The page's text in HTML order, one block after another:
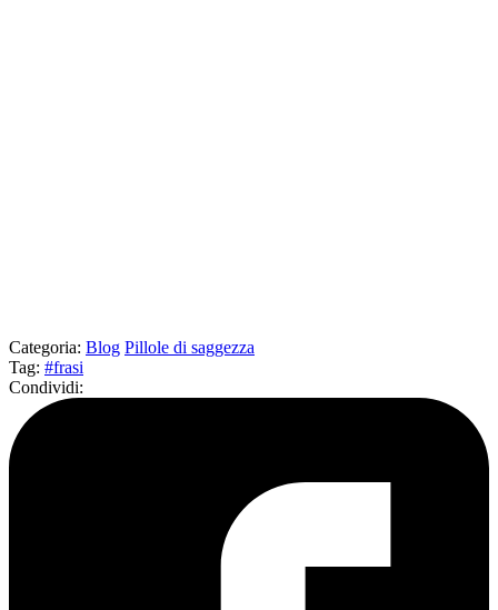
Categoria: Blog Pillole di saggezza
Tag: #frasi
Condividi: